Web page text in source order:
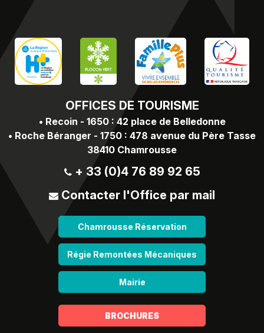
OFFICES DE TOURISME
• Recoin - 1650 : 42 place de Belledonne
• Roche Béranger - 1750 : 478 avenue du Père Tasse
38410 Chamrousse
+ 33 (0)4 76 89 92 65
Contacter l'Office par mail
Chamrousse Réservation
Régie Remontées Mécaniques
Mairie
BROCHURES